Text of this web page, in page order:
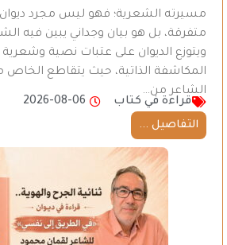
مسيرته الشعرية؛ فهو ليس مجرد
متفرقة، بل هو بيان وجداني يبين فيه
ويتوزع الديوان على عتبات نصية
المكاشفة الذاتية، حيث يتقاطع الخاص
الشاعر من…
قراءة في كتاب
2026-08-06
التفاصيل ...